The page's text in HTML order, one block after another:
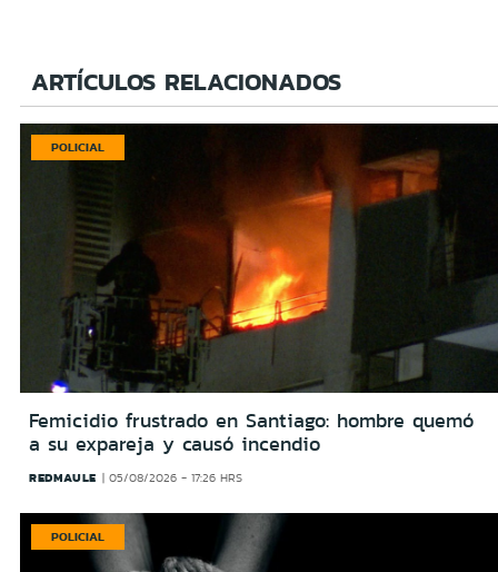
ARTÍCULOS RELACIONADOS
POLICIAL
Femicidio frustrado en Santiago: hombre quemó
a su expareja y causó incendio
REDMAULE 05/08/2026 - 17:26 HRS
POLICIAL